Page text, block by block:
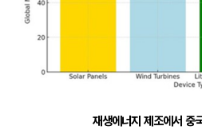
재생에너지 제조에서 중